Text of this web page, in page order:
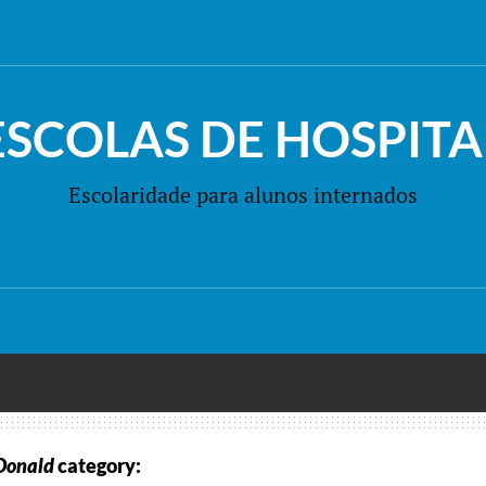
DE
Escolaridade para alunos internados
category: